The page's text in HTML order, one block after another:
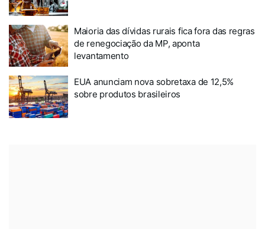
Maioria das dívidas rurais fica fora das regras
de renegociação da MP, aponta
levantamento
EUA anunciam nova sobretaxa de 12,5%
sobre produtos brasileiros